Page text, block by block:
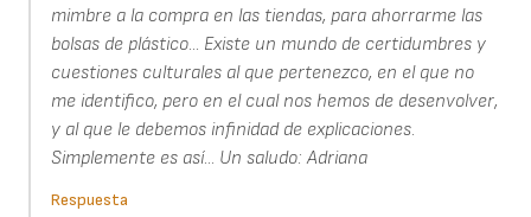
mimbre a la compra en las tiendas, para ahorrarme las
bolsas de plástico... Existe un mundo de certidumbres y
cuestiones culturales al que pertenezco, en el que no
me identifico, pero en el cual nos hemos de desenvolver,
y al que le debemos infinidad de explicaciones.
Simplemente es así... Un saludo: Adriana
Respuesta